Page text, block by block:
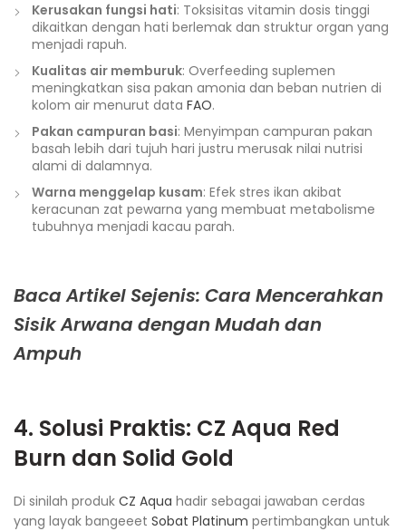
Kerusakan fungsi hati: Toksisitas vitamin dosis tinggi
dikaitkan dengan hati berlemak dan struktur organ yang
menjadi rapuh.
Kualitas air memburuk: Overfeeding suplemen
meningkatkan sisa pakan amonia dan beban nutrien di
kolom air menurut data FAO.
Pakan campuran basi: Menyimpan campuran pakan
basah lebih dari tujuh hari justru merusak nilai nutrisi
alami di dalamnya.
Warna menggelap kusam: Efek stres ikan akibat
keracunan zat pewarna yang membuat metabolisme
tubuhnya menjadi kacau parah.
Baca Artikel Sejenis: Cara Mencerahkan
Sisik Arwana dengan Mudah dan
Ampuh
4. Solusi Praktis: CZ Aqua Red
Burn dan Solid Gold
Di sinilah produk CZ Aqua hadir sebagai jawaban cerdas
yang layak bangeeet Sobat Platinum pertimbangkan untuk